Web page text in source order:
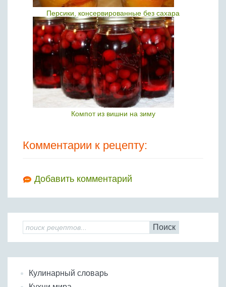
Персики, консервированные без сахара
Компот из вишни на зиму
Комментарии к рецепту:
Добавить комментарий
Поиск
Кулинарный словарь